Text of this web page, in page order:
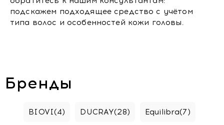
подскажем подходящее средство с учётом
типа волос и особенностей кожи головы.
Бренды
BIOVI(4) DUCRAY(28) Equilibra(7)